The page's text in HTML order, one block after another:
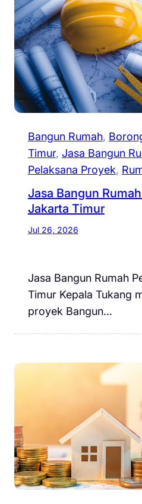
Bangun Rumah,
Timur, Jasa Bangun
Pelaksana Proyek,
Jasa Bangun
Jakarta Timur
Jul 26, 2026
Jasa Bangun Rumah
Timur Kepala Tukang
proyek Bangun…